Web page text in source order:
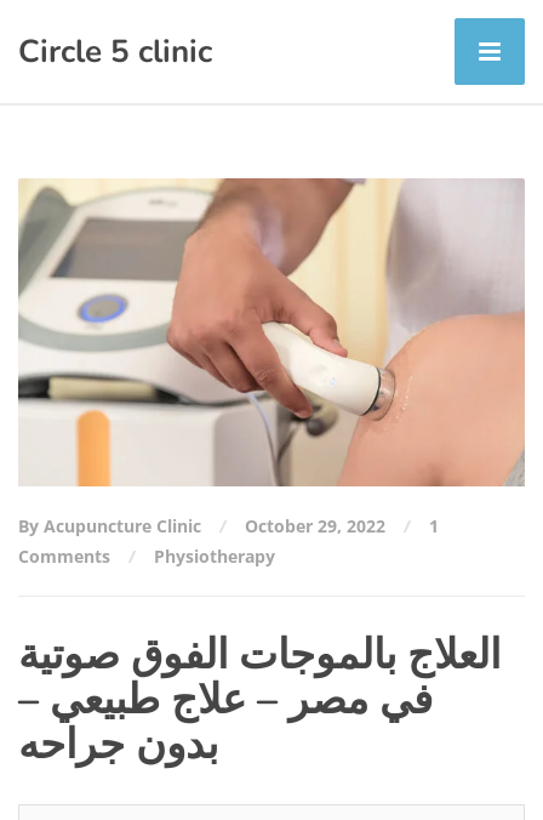
Circle 5 clinic
By Acupuncture Clinic October 29, 2022
1
Comments
Physiotherapy
العلاج بالموجات الفوق صوتية
في مصر – علاج طبيعي –